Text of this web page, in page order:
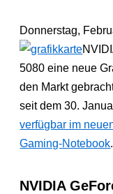
Donnerstag,
5080 eine neue
den Markt
seit dem 30.
verfügbar im
Gaming-Notebook.
NVIDIA